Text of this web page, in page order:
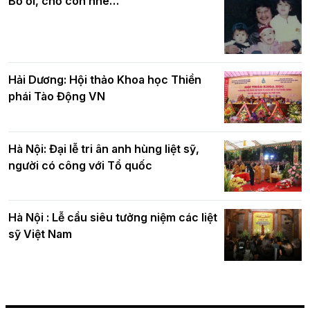
Hải Dương: Hội thảo Khoa học Thiền
phái Tào Động VN
Hà Nội: Đại lễ tri ân anh hùng liệt sỹ,
người có công với Tổ quốc
Hà Nội : Lễ cầu siêu tưởng niệm các liệt
sỹ Việt Nam